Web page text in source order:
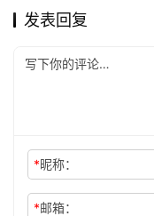
发表回复
*昵称：
*邮箱：